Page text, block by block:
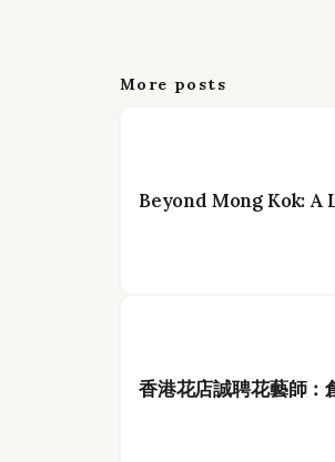
More posts
Beyond Mong Kok: A
香港花店誠聘花藝師：